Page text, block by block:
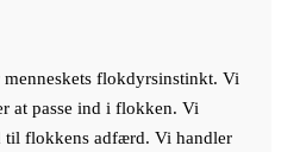
flokdyrsinstinkt. Vi
at passe ind i flokken. Vi
flokkens adfærd. Vi handler